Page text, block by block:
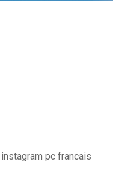
pc francais